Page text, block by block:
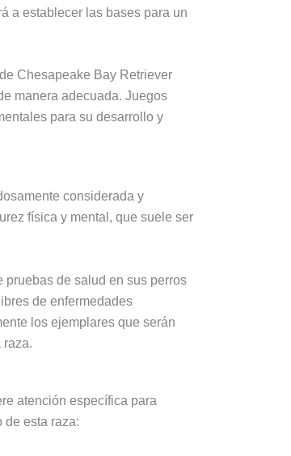
a establecer las bases para un
Chesapeake Bay Retriever
manera adecuada. Juegos
para su desarrollo y
considerada y
física y mental, que suele ser
pruebas de salud en sus perros
de enfermedades
los ejemplares que serán
raza.
atención específica para
de esta raza: